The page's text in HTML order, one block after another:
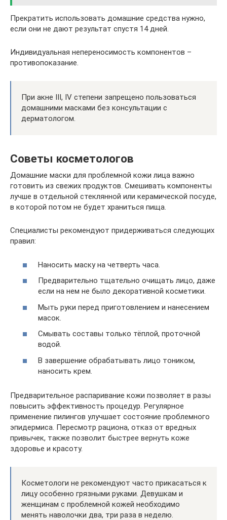
Прекратить использовать домашние средства нужно,
если они не дают результат спустя 14 дней.
Индивидуальная непереносимость компонентов –
противопоказание.
При акне III, IV степени запрещено пользоваться
домашними масками без консультации с
дерматологом.
Советы косметологов
Домашние маски для проблемной кожи лица важно
готовить из свежих продуктов. Смешивать компоненты
лучше в отдельной стеклянной или керамической посуде,
в которой потом не будет храниться пища.
Специалисты рекомендуют придерживаться следующих
правил:
Наносить маску на четверть часа.
Предварительно тщательно очищать лицо, даже
если на нем не было декоративной косметики.
Мыть руки перед приготовлением и нанесением
масок.
Смывать составы только тёплой, проточной
водой.
В завершение обрабатывать лицо тоником,
наносить крем.
Предварительное распаривание кожи позволяет в разы
повысить эффективность процедур. Регулярное
применение пилингов улучшает состояние проблемного
эпидермиса. Пересмотр рациона, отказ от вредных
привычек, также позволит быстрее вернуть коже
здоровье и красоту.
Косметологи не рекомендуют часто прикасаться к
лицу особенно грязными руками. Девушкам и
женщинам с проблемной кожей необходимо
менять наволочки два, три раза в неделю.